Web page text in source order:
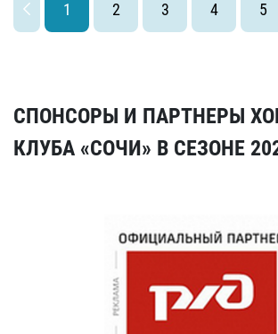
1 2 3 4 5
СПОНСОРЫ И ПАРТНЕРЫ
КЛУБА «СОЧИ» В СЕЗОНЕ